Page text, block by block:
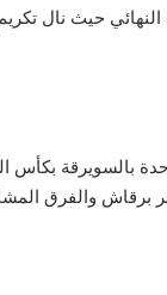
حيث نال
بالسويرقة بكأس